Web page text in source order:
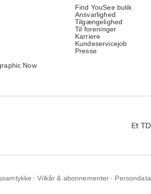
Now
Find YouSee butik
Ansvarlighed
Tilgængelighed
Til foreninger
Karriere
Kundeservicejob
Presse
Vilkår & abonnementer Persondata